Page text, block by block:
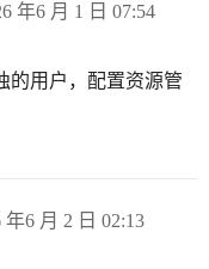
年6 月 1 日 07:54
的用户，配置资源管
年6 月 2 日 02:13